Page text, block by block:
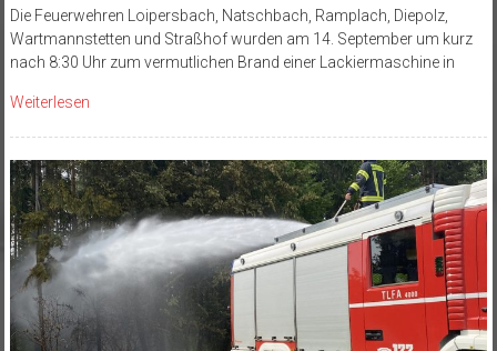
Die Feuerwehren Loipersbach, Natschbach, Ramplach, Diepolz,
Wartmannstetten und Straßhof wurden am 14. September um kurz
nach 8:30 Uhr zum vermutlichen Brand einer Lackiermaschine in
Weiterlesen